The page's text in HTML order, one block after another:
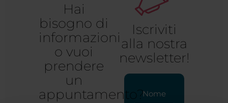
Hai
bisogno di
informazioni
o vuoi
prendere
un
appuntamento?
Iscriviti
alla nostra
newsletter!